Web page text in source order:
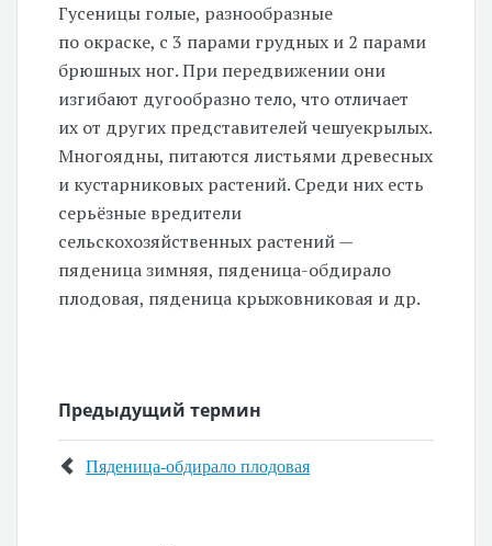
Гусеницы голые, разнообразные
по окраске, с 3 парами грудных и 2 парами
брюшных ног. При передвижении они
изгибают дугообразно тело, что отличает
их от других представителей чешуекрылых.
Многоядны, питаются листьями древесных
и кустарниковых растений. Среди них есть
серьёзные вредители
сельскохозяйственных растений —
пяденица зимняя, пяденица-обдирало
плодовая, пяденица крыжовниковая и др.
Предыдущий термин
Пяденица-обдирало плодовая